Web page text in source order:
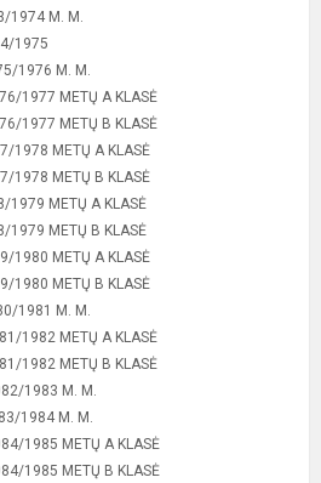
1974 M. M.
1975
1976 M. M.
1977 METŲ A KLASĖ
1977 METŲ B KLASĖ
1978 METŲ A KLASĖ
1978 METŲ B KLASĖ
1979 METŲ A KLASĖ
1979 METŲ B KLASĖ
1980 METŲ A KLASĖ
1980 METŲ B KLASĖ
1981 M. M.
1982 METŲ A KLASĖ
1982 METŲ B KLASĖ
1983 M. M.
1984 M. M.
1985 METŲ A KLASĖ
1985 METŲ B KLASĖ